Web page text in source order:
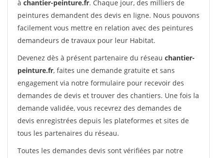
à chantier-peinture.fr. Chaque jour, des milliers de
peintures demandent des devis en ligne. Nous pouvons
facilement vous mettre en relation avec des peintures
demandeurs de travaux pour leur Habitat.
Devenez dès à présent partenaire du réseau chantier-
peinture.fr, faites une demande gratuite et sans
engagement via notre formulaire pour recevoir des
demandes de devis et trouver des chantiers. Une fois la
demande validée, vous recevrez des demandes de
devis enregistrées depuis les plateformes et sites de
tous les partenaires du réseau.
Toutes les demandes devis sont vérifiées par notre